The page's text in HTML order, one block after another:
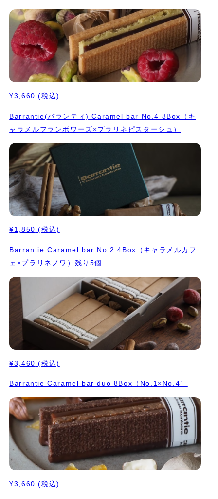
¥3,660 (税込)
Barrantie(バランティ) Caramel bar No.4 8Box（キ
ャラメルフランボワーズ×プラリネピスターシュ）
¥1,850 (税込)
Barrantie Caramel bar No.2 4Box（キャラメルカフ
ェ×プラリネノワ）残り5個
¥3,460 (税込)
Barrantie Caramel bar duo 8Box（No.1×No.4）
¥3,660 (税込)